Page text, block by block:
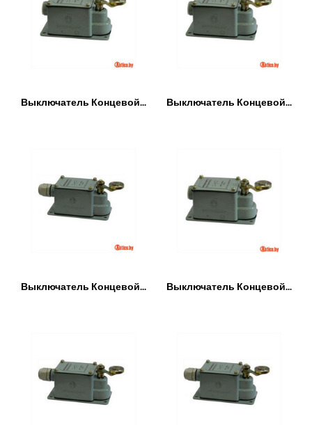
Выключатель Концевой... Выключатель Концевой...
Выключатель Концевой... Выключатель Концевой...